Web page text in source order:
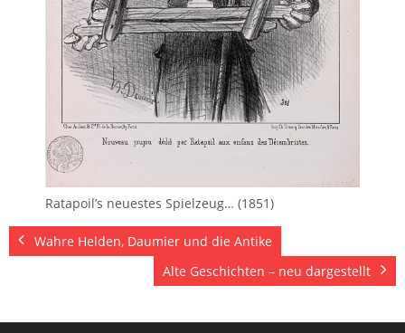
Ratapoil’s neuestes Spielzeug… (1851)
Wahre Helden, Daumier und die Antike
Alte Geschichten – neu dargestellt